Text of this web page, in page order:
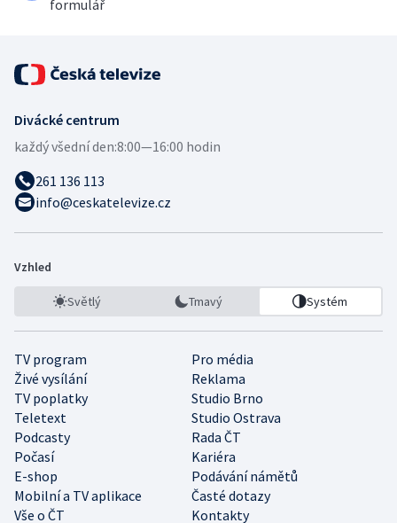
formulář
Divácké centrum
každý všední den:8:00—16:00 hodin
261 136 113
info@ceskatelevize.cz
Vzhled
Světlý Tmavý Systém
TV program
Pro média
Živé vysílání
Reklama
TV poplatky
Studio Brno
Teletext
Studio Ostrava
Podcasty
Rada ČT
Počasí
Kariéra
E-shop
Podávání námětů
Mobilní a TV aplikace
Časté dotazy
Vše o ČT
Kontakty